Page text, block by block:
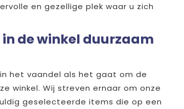
en gezellige plek waar u zich
de winkel duurzaam
het vaandel als het gaat om de
winkel. Wij streven ernaar om onze
geselecteerde items die op een